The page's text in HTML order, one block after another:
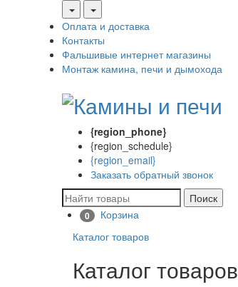
Оплата и доставка
Контакты
Фальшивые интернет магазины
Монтаж камина, печи и дымохода
{region_phone}
{region_schedule}
{region_email}
Заказать обратный звонок
Поиск
0
Корзина
Каталог товаров
Каталог товаров